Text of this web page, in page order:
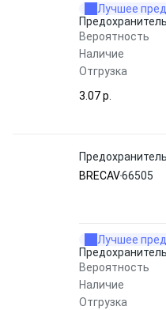
Лучшее
Вероятность
Наличие
Отгрузка
3.07 p.
BRECAV66505
Лучшее
Вероятность
Наличие
Отгрузка